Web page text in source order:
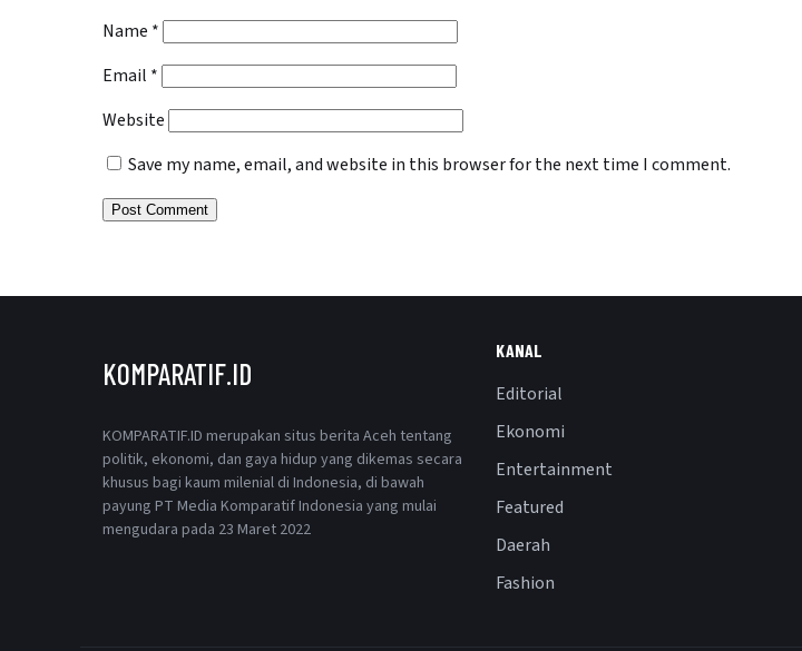
Name *
Email *
Website
Save my name, email, and website in this browser for the next time I comment.
KOMPARATIF.ID
KOMPARATIF.ID merupakan situs berita Aceh tentang
politik, ekonomi, dan gaya hidup yang dikemas secara
khusus bagi kaum milenial di Indonesia, di bawah
payung PT Media Komparatif Indonesia yang mulai
mengudara pada 23 Maret 2022
KANAL
Editorial
Ekonomi
Entertainment
Featured
Daerah
Fashion